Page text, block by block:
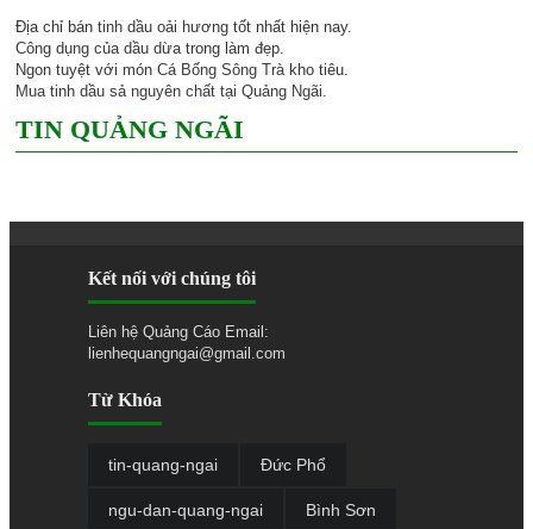
Địa chỉ bán tinh dầu oải hương tốt nhất hiện nay.
Công dụng của dầu dừa trong làm đẹp.
Ngon tuyệt với món Cá Bống Sông Trà kho tiêu.
Mua tinh dầu sả nguyên chất tại Quảng Ngãi
TIN QUẢNG NGÃI
Kết nối với chúng tôi
Liên hệ Quảng Cáo Email:
lienhequangngai@gmail.com
Từ Khóa
tin-quang-ngai Đức Phổ
ngu-dan-quang-ngai Bình Sơn